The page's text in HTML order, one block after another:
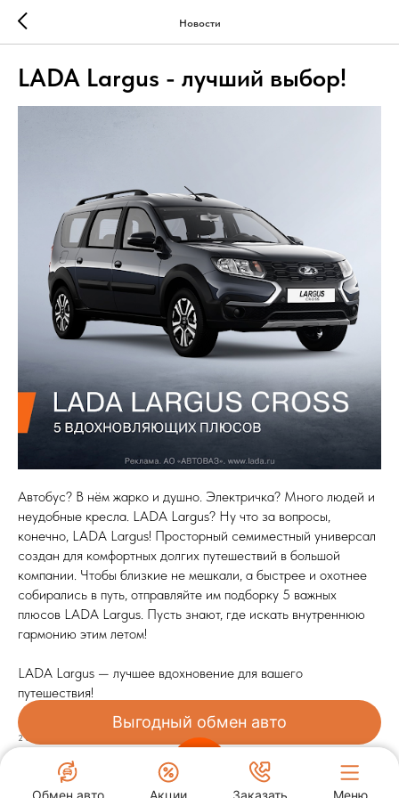
Новости
LADA Largus - лучший выбор!
Автобус? В нём жарко и душно. Электричка? Много людей и
неудобные кресла. LADA Largus? Ну что за вопросы,
конечно, LADA Largus! Просторный семиместный универсал
создан для комфортных долгих путешествий в большой
компании. Чтобы близкие не мешкали, а быстрее и охотнее
собирались в путь, отправляйте им подборку 5 важных
плюсов LADA Largus. Пусть знают, где искать внутреннюю
гармонию этим летом!
LADA Largus — лучшее вдохновение для вашего
путешествия!
2025-07-18 12:31
Обмен авто Акции Заказать Меню
Выгодный обмен авто